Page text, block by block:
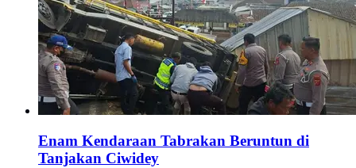
Enam Kendaraan Tabrakan Beruntun di
Tanjakan Ciwidey